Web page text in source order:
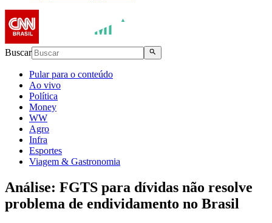
Buscar
Pular para o conteúdo
Ao vivo
Política
Money
WW
Agro
Infra
Esportes
Viagem & Gastronomia
Análise: FGTS para dívidas não resolve
problema de endividamento no Brasil